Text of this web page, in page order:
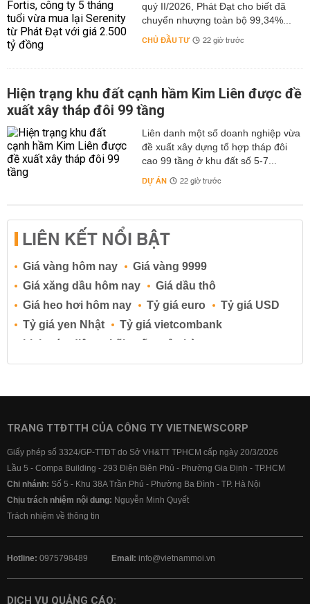
quý II/2026, Phát Đạt cho biết đã
chuyển nhượng toàn bộ 99,34%...
CHỦ ĐẦU TƯ 22 giờ trước
Hiện trạng khu đất cạnh hầm Kim Liên được đề
xuất xây tháp đôi 99 tầng
Liên danh một số doanh nghiệp vừa
đề xuất xây dựng tổ hợp tháp đôi
cao 99 tầng ở khu đất số 5-7...
DỰ ÁN 22 giờ trước
LIÊN KẾT NỔI BẬT
Giá vàng hôm nay
Giá vàng 9999
Giá xăng dầu hôm nay
Giá dầu thô
Giá heo hơi hôm nay
Tỷ giá euro
Tỷ giá USD
Tỷ giá yen Nhật
Tỷ giá vietcombank
Lịch cúp điện
Lãi suất ngân hàng
Lãi suất tiết kiệm
Lãi suất tiền gửi
Lãi suất ngân hàng BIDV
Lãi suất ngân hàng Vietcombank
TRANG TTĐTTH CỦA CÔNG TY VIETNEWSCORP
Giấy phép số 3324/GP-TTĐT do Sở VH&TT TPHCM cấp ngày 20/3/2026
Lầu 5 - Compa Building - 293 Điện Biên Phủ - Phường Gia Định - TP.HCM
Chi nhánh: Số 5 - Khu 38A Trần Phú - Phường Ba Đình - TP. Hà Nội
Chịu trách nhiệm nội dung: Nguyễn Minh Quyết
Trách nhiệm về thông tin
Hotline: 0975798489 Email: info@vietnammoi.vn
DỊCH VỤ QUẢNG CÁO: